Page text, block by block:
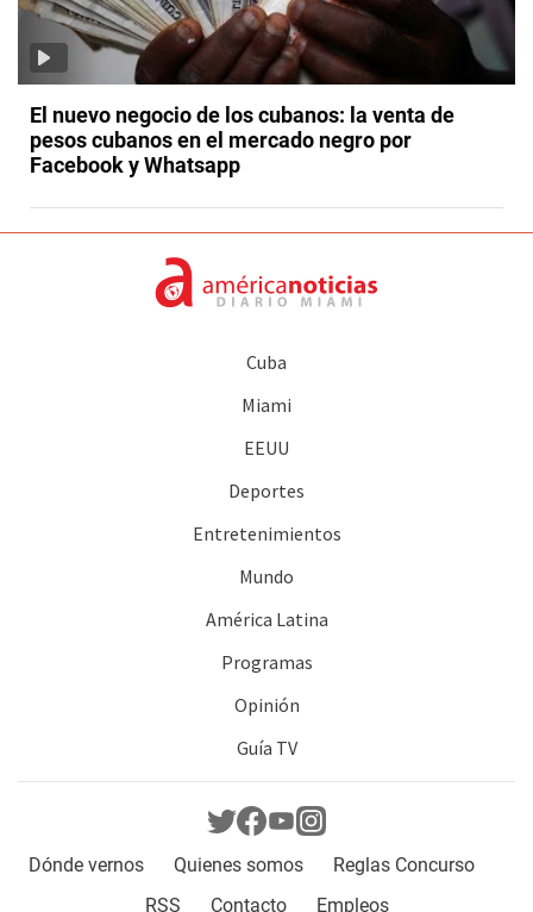
El nuevo negocio de los cubanos: la venta de
pesos cubanos en el mercado negro por
Facebook y Whatsapp
Cuba
Miami
EEUU
Deportes
Entretenimientos
Mundo
América Latina
Programas
Opinión
Guía TV
Dónde vernos Quienes somos
Reglas Concurso
RSS
Contacto Empleos